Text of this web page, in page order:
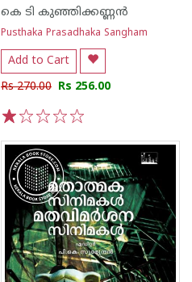
കെ ടി കുഞ്ഞിക്കണ്ണന്‍
Pusthaka Prasadhaka Sangham
Add to Cart
Rs 270.00 Rs 256.00